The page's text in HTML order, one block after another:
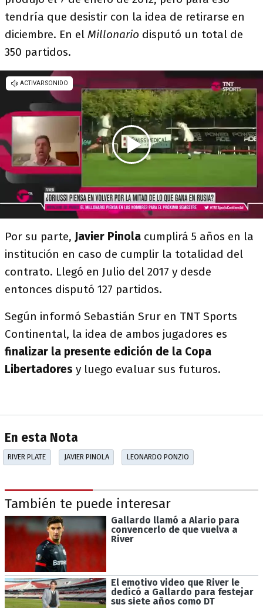
tendría que desistir con la idea de retirarse en
diciembre. En el Millonario disputó un total de
350 partidos.
Por su parte, Javier Pinola cumplirá 5 años en la
institución en caso de cumplir la totalidad del
contrato. Llegó en Julio del 2017 y desde
entonces disputó 127 partidos.
Según informó Sebastián Srur en TNT Sports
Continental, la idea de ambos jugadores es
finalizar la presente edición de la Copa
Libertadores y luego evaluar sus futuros.
En esta Nota
RIVER PLATE JAVIER PINOLA LEONARDO PONZIO
También te puede interesar
Gallardo llamó a Alario para
convencerlo de que vuelva a
River
El emotivo video que River le
dedicó a Gallardo para festejar
sus siete años como DT